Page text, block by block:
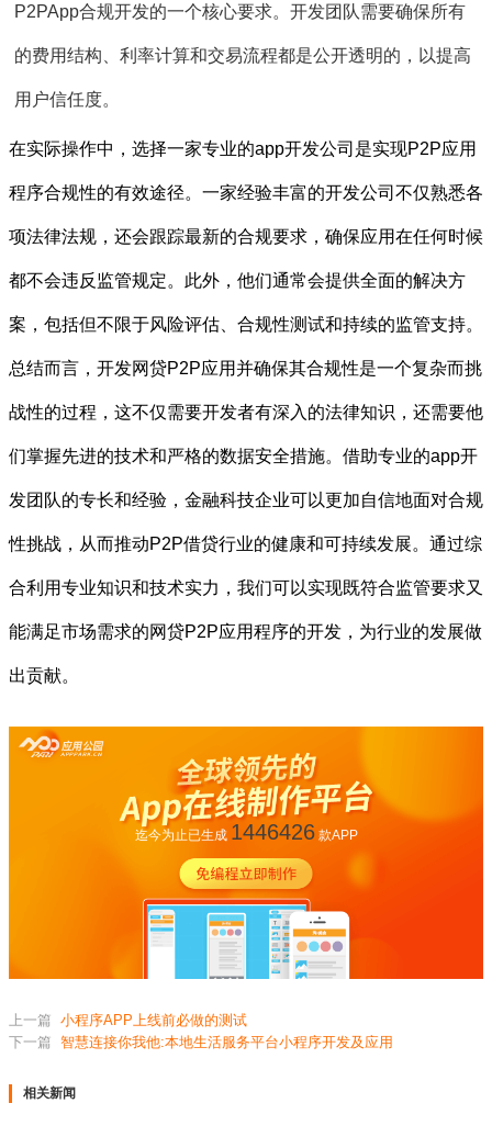
P2PApp合规开发的一个核心要求。开发团队需要确保所有
的费用结构、利率计算和交易流程都是公开透明的，以提高
用户信任度。
在实际操作中，选择一家专业的app开发公司是实现P2P应用
程序合规性的有效途径。一家经验丰富的开发公司不仅熟悉各
项法律法规，还会跟踪最新的合规要求，确保应用在任何时候
都不会违反监管规定。此外，他们通常会提供全面的解决方
案，包括但不限于风险评估、合规性测试和持续的监管支持。
总结而言，开发网贷P2P应用并确保其合规性是一个复杂而挑
战性的过程，这不仅需要开发者有深入的法律知识，还需要他
们掌握先进的技术和严格的数据安全措施。借助专业的app开
发团队的专长和经验，金融科技企业可以更加自信地面对合规
性挑战，从而推动P2P借贷行业的健康和可持续发展。通过综
合利用专业知识和技术实力，我们可以实现既符合监管要求又
能满足市场需求的网贷P2P应用程序的开发，为行业的发展做
出贡献。
迄今为止已生成 1446426款APP
上一篇 小程序APP上线前必做的测试
下一篇 智慧连接你我他:本地生活服务平台小程序开发及应用
相关新闻